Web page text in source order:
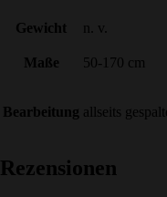
Gewicht n. v.
Maße 50-170 cm
Bearbeitung allseits
Rezensionen